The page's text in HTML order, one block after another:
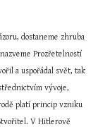
dostaneme zhruba
Prozřetelností
a uspořádal svět, tak
vývoje,
platí princip vzniku
V Hitlerově